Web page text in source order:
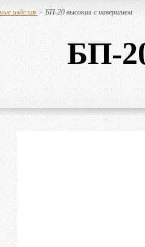
изделия > БП-20 высокая с навершием
БП-